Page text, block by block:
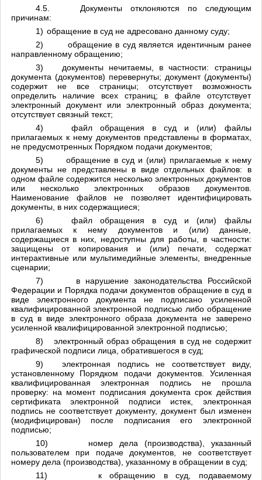
4.5.
Документы отклоняются по следующим
причинам:
1) обращение в суд не адресовано данному суду;
2)
обращение в суд является идентичным ранее
направленному обращению;
3)
документы нечитаемы, в частности: страницы
документа (документов) перевернуты; документ (документы)
содержит не все страницы; отсутствует возможность
определить наличие всех страниц; в файле отсутствует
электронный документ или электронный образ документа;
отсутствует связный текст;
4)
файл обращения в суд и (или) файлы
прилагаемых к нему документов представлены в форматах,
не предусмотренных Порядком подачи документов;
5)
обращение в суд и (или) прилагаемые к нему
документы не представлены в виде отдельных файлов: в
одном файле содержится несколько электронных документов
или несколько электронных образов документов.
Наименование файлов не позволяет идентифицировать
документы, в них содержащиеся;
6)
файл обращения в суд и (или) файлы
прилагаемых к нему документов и (или) данные,
содержащиеся в них, недоступны для работы, в частности:
защищены от копирования и (или) печати, содержат
интерактивные или мультимедийные элементы, внедренные
сценарии;
7)
в нарушение законодательства Российской
Федерации и Порядка подачи документов обращение в суд в
виде электронного документа не подписано усиленной
квалифицированной электронной подписью либо обращение
в суд в виде электронного образа документа не заверено
усиленной квалифицированной электронной подписью;
8)
электронный образ обращения в суд не содержит
графической подписи лица, обратившегося в суд;
9)
электронная подпись не соответствует виду,
установленному Порядком подачи документов. Усиленная
квалифицированная электронная подпись не прошла
проверку: на момент подписания документа срок действия
сертификата электронной подписи истек, электронная
подпись не соответствует документу, документ был изменен
(модифицирован) после подписания его электронной
подписью;
10)
номер дела (производства), указанный
пользователем при подаче документов, не соответствует
номеру дела (производства), указанному в обращении в суд;
11)
к обращению в суд, подаваемому